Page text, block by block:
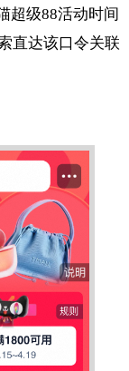
超级88活动时间
直达该口令关联